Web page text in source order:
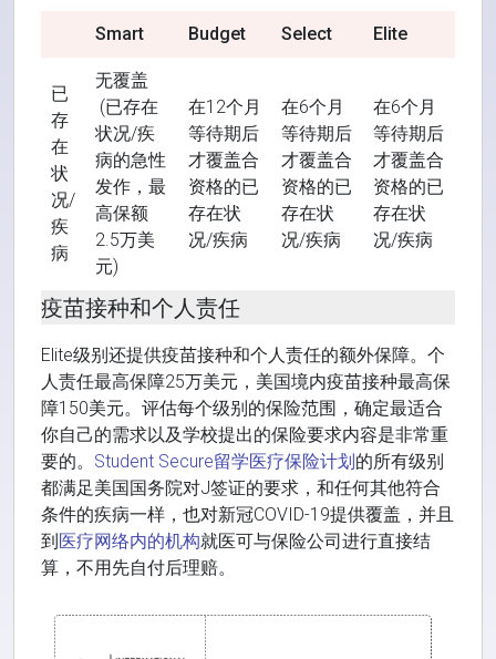
Smart Budget Select Elite
已
存
在
状
况/
疾
病
无覆盖
(已存在
状况/疾
病的急性
发作，最
高保额
2.5万美
元)
在12个月
等待期后
才覆盖合
资格的已
存在状
况/疾病
在6个月
等待期后
才覆盖合
资格的已
存在状
况/疾病
在6个月
等待期后
才覆盖合
资格的已
存在状
况/疾病
疫苗接种和个人责任
Elite级别还提供疫苗接种和个人责任的额外保障。个
人责任最高保障25万美元，美国境内疫苗接种最高保
障150美元。评估每个级别的保险范围，确定最适合
你自己的需求以及学校提出的保险要求内容是非常重
要的。 Student Secure留学医疗保险计划的所有级别
都满足美国国务院对J签证的要求，和任何其他符合
条件的疾病一样，也对新冠COVID-19提供覆盖，并且
到医疗网络内的机构就医可与保险公司进行直接结
算，不用先自付后理赔。